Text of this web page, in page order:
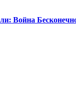
Война